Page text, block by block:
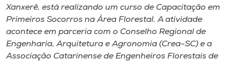
CPA
Biblioteca
Xanxerê, está realizando um curso de Capacitação em
Primeiros Socorros na Área Florestal. A atividade
acontece em parceria com o Conselho Regional de
Engenharia, Arquitetura e Agronomia (Crea-SC) e a
Associação Catarinense de Engenheiros Florestais de